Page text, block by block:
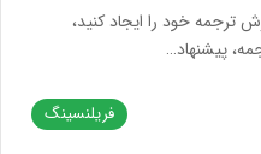
ترجمه خود را ایجاد کنید،
پیشنهاد…
فریلنسینگ